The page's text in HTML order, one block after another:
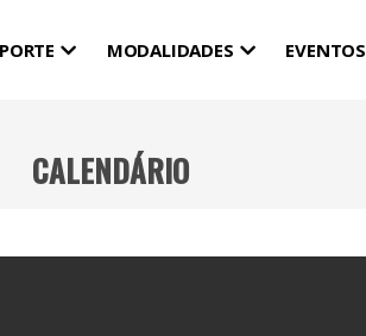
MODALIDADES EVENTOS
CALENDÁRIO